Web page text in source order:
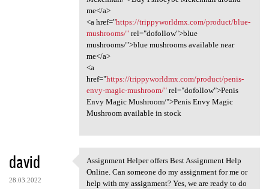
me</a>
<a href="https://trippyworldmx.com/product/blue-
mushrooms/"rel="dofollow">blue
mushrooms/">blue mushrooms available near
me</a>
<a
href="https://trippyworldmx.com/product/penis-
envy-magic-mushroom/"rel="dofollow">Penis
Envy Magic Mushroom/">Penis Envy Magic
Mushroom available in stock
david
28.03.2022
Assignment Helper offers Best
Assignment Helper offers Best Assignment Help
Online. Can someone do my assignment for me or
help with my assignment? Yes, we are ready to do